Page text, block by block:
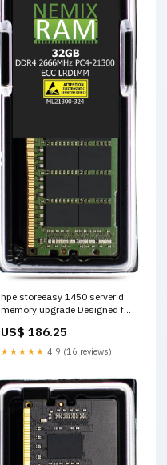
hpe storeeasy 1450 server d
memory upgrade Designed for
US$ 186.25
★★★★★ 4.9 (16 reviews)